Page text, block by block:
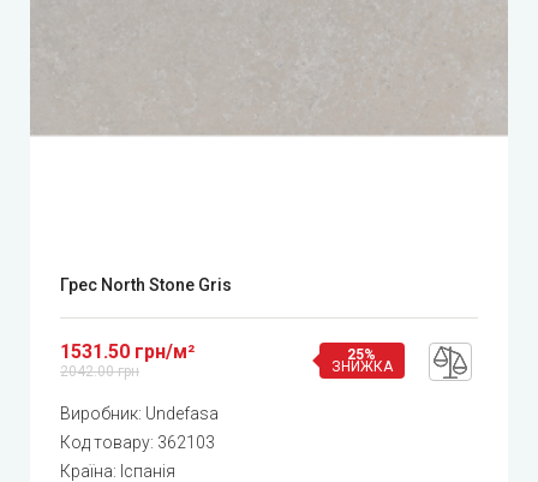
Грес North Stone Gris
1531.50 грн/м²
2042.00 грн
25%
ЗНИЖКА
Виробник: Undefasa
Код товару: 362103
Країна: Іспанія